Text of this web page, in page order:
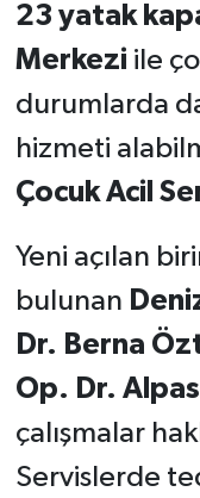
23 yatak
Merkezi ile
durumlarda
hizmeti
Çocuk Acil
Yeni açılan
bulunan
Dr. Berna
Op. Dr.
çalışmalar
Servislerde